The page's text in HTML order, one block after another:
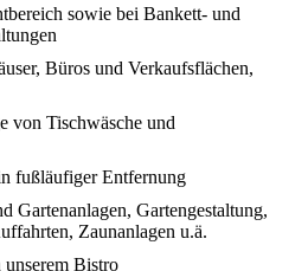
sowie bei Bankett- und
Büros und Verkaufsflächen,
von Tischwäsche und
fußläufiger Entfernung
Gartenanlagen, Gartengestaltung,
Zaunanlagen u.ä.
Bistro